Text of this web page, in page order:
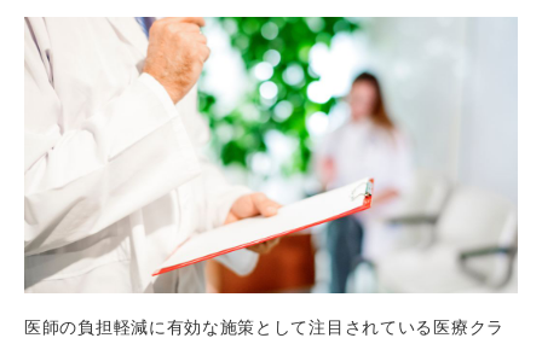
医師の負担軽減に有効な施策として注目されている医療クラ